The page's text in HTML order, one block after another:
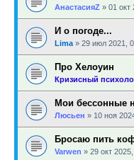
АнастасияZ » 01 окт
И о погоде...
Lima » 29 июл 2021,
Про Хелоуин
Кризисный
Мои бессонные
Люсьен » 10 ноя
Бросаю пить
Varwen » 29 окт